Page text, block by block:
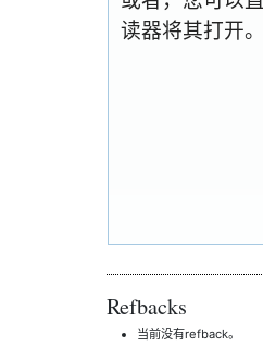
读器将其打开
Refbacks
当前没有refback。